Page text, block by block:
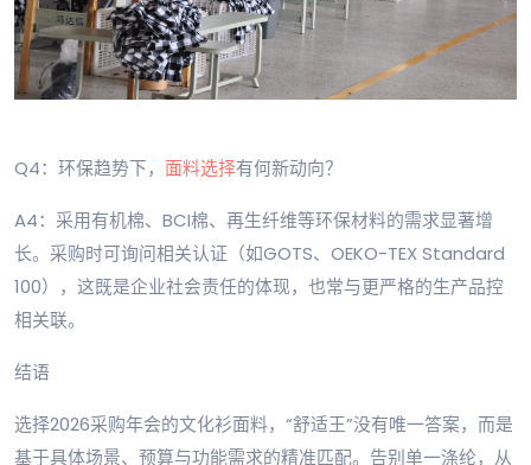
Q4：环保趋势下， 面料选择有何新动向？
A4：采用有机棉、BCI棉、再生纤维等环保材料的需求显著增
长。采购时可询问相关认证（如GOTS、OEKO-TEX Standard
100），这既是企业社会责任的体现，也常与更严格的生产品控
相关联。
结语
选择2026采购年会的文化衫面料，“舒适王”没有唯一答案，而是
基于具体场景、预算与功能需求的精准匹配。告别单一涤纶，从